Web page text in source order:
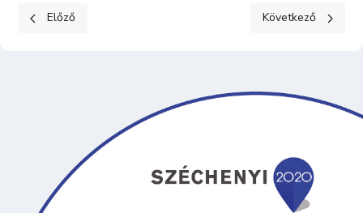
Előző cikk: KECELI RENDŐRŐRS
Előző Következő cikk:
Következő